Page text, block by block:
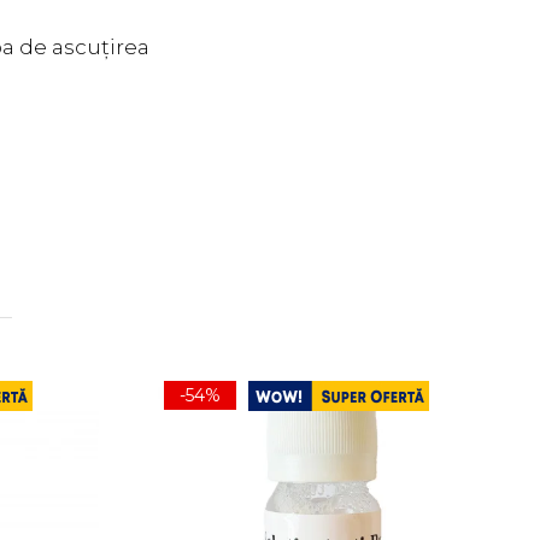
de ascuțirea
-54%